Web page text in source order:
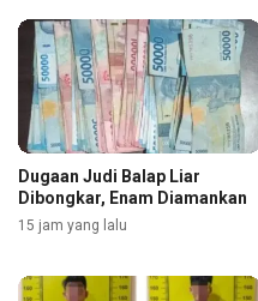
Dugaan Judi Balap Liar
Dibongkar, Enam Diamankan
15 jam yang lalu